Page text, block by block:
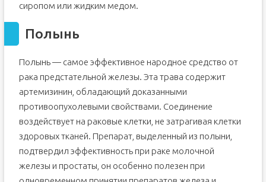
сиропом или жидким медом.
Полынь
Полынь — самое эффективное народное средство от
рака предстательной железы. Эта трава содержит
артемизинин, обладающий доказанными
противоопухолевыми свойствами. Соединение
воздействует на раковые клетки, не затрагивая клетки
здоровых тканей. Препарат, выделенный из полыни,
подтвердил эффективность при раке молочной
железы и простаты, он особенно полезен при